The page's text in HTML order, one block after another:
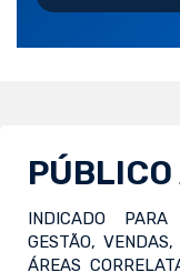
PÚBLICO
INDICADO PARA
GESTÃO,
ÁREAS